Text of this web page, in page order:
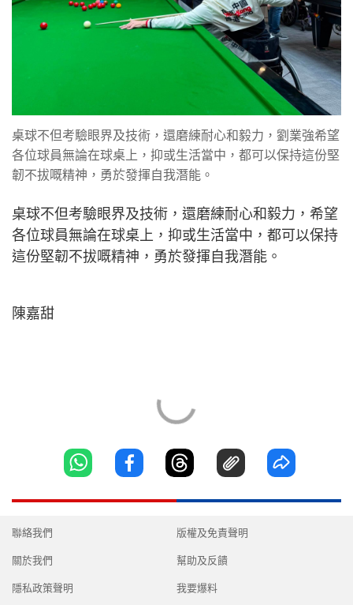
桌球不但考驗眼界及技術，還磨練耐心和毅力，劉業強希望
各位球員無論在球桌上，抑或生活當中，都可以保持這份堅
韌不拔嘅精神，勇於發揮自我潛能。
桌球不但考驗眼界及技術，還磨練耐心和毅力，希望
各位球員無論在球桌上，抑或生活當中，都可以保持
這份堅韌不拔嘅精神，勇於發揮自我潛能。
陳嘉甜
聯絡我們
關於我們
隱私政策聲明
版權及免責聲明
幫助及反饋
我要爆料